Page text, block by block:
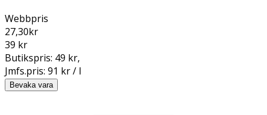
Webbpris
27,30kr
39 kr
Butikspris: 49 kr,
Jmfs.pris: 91 kr / l
Bevaka vara